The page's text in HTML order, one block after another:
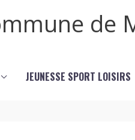
de
JEUNESSE SPORT LOISIRS